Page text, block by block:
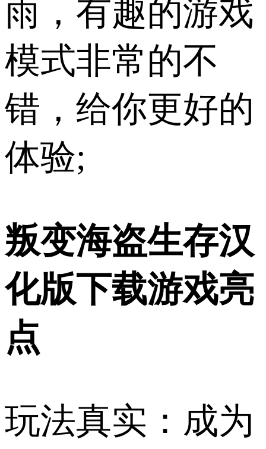
雨，有趣的游戏
模式非常的不
错，给你更好的
体验;
叛变海盗生存汉
化版下载游戏亮
点
玩法真实：成为